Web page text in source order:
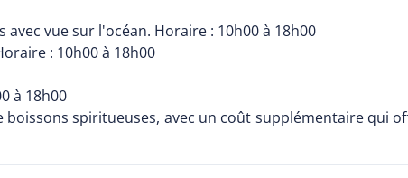
avec vue sur l'océan. Horaire : 10h00 à 18h00
: 10h00 à 18h00
à 18h00
spiritueuses, avec un coût supplémentaire qui